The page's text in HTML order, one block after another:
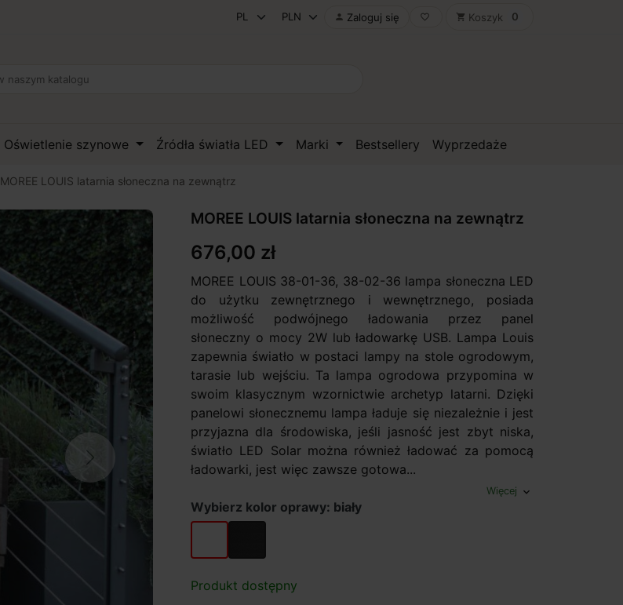
 Zaloguj się favorite_border shopping_cart Koszyk 0
Oświetlenie szynowe Źródła światła LED Marki Bestsellery Wyprzedaże
MOREE LOUIS latarnia słoneczna na zewnątrz
Next
MOREE LOUIS latarnia słoneczna na zewnątrz
676,00 zł
MOREE LOUIS 38-01-36, 38-02-36 lampa słoneczna LED
do użytku zewnętrznego i wewnętrznego, posiada
możliwość podwójnego ładowania przez panel
słoneczny o mocy 2W lub ładowarkę USB. Lampa Louis
zapewnia światło w postaci lampy na stole ogrodowym,
tarasie lub wejściu. Ta lampa ogrodowa przypomina w
swoim klasycznym wzornictwie archetyp latarni. Dzięki
panelowi słonecznemu lampa ładuje się niezależnie i jest
przyjazna dla środowiska, jeśli jasność jest zbyt niska,
światło LED Solar można również ładować za pomocą
ładowarki, jest więc zawsze gotowa...
Więcej expand_more
Wybierz kolor oprawy: biały
biały antracyt
Produkt dostępny